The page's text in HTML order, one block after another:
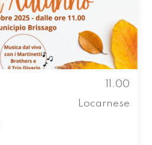
11.00
Locarnese